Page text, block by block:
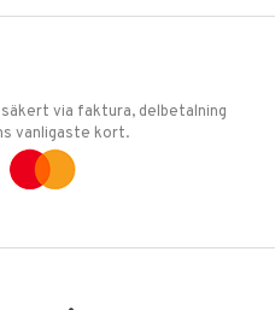
via faktura, delbetalning
vanligaste kort.